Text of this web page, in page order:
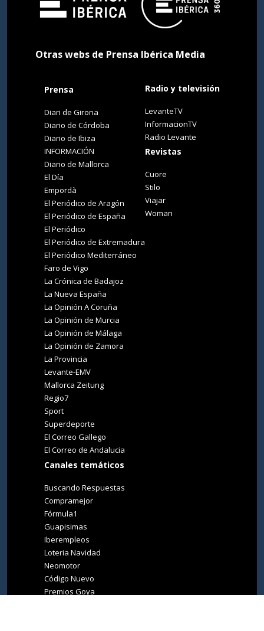
Otras webs de Prensa Ibérica Media
Prensa
Diari de Girona
Diario de Córdoba
Diario de Ibiza
INFORMACIÓN
Diario de Mallorca
El Día
Empordà
El Periódico de Aragón
El Periódico de España
El Periódico
El Periódico de Extremadura
El Periódico Mediterráneo
Faro de Vigo
La Crónica de Badajoz
La Nueva España
La Opinión A Coruña
La Opinión de Murcia
La Opinión de Málaga
La Opinión de Zamora
La Provincia
Levante-EMV
Mallorca Zeitung
Regio7
Sport
Superdeporte
El Correo Gallego
El Correo de Andalucia
Canales temáticos
Buscando Respuestas
Compramejor
Fórmula1
Guapisimas
Iberempleos
Loteria Navidad
Neomotor
Código Nuevo
Premios Goya
Radio y televisión
LevanteTV
InformacionTV
Radio Levante
Revistas
Cuore
Stilo
Viajar
Woman